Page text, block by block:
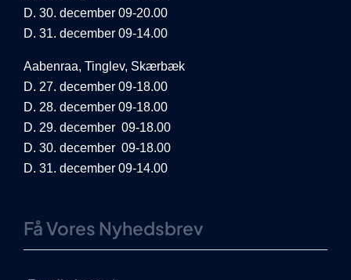
D. 30. december 09-20.00
D. 31. december 09-14.00
Aabenraa, Tinglev, Skærbæk
D. 27. december 09-18.00
D. 28. december 09-18.00
D. 29. december 09-18.00
D. 30. december 09-18.00
D. 31. december 09-14.00
Få Vores Nyhedsbrev